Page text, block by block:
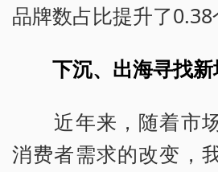
品牌数占比提升了0.38
下沉、出海寻找
近年来，随着市场
消费者需求的改变，